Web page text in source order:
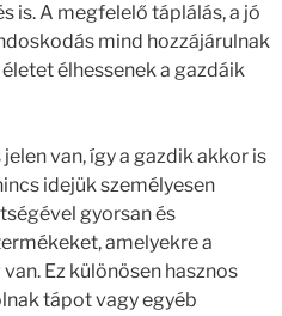
is. A megfelelő táplálás, a jó
mind hozzájárulnak
élhessenek a gazdáik
van, így a gazdik akkor is
idejük személyesen
gyorsan és
amelyekre a
Ez különösen hasznos
tápot vagy egyéb